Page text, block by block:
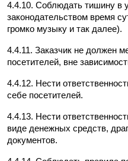
4.4.10. Соблюдать тишину в
законодательством время
громко музыку и так далее).
4.4.11. Заказчик не должен
посетителей, вне
4.4.12. Нести
себе посетителей.
4.4.13. Нести
виде денежных средств,
документов.